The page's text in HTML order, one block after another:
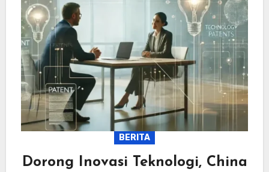
BERITA
Dorong Inovasi Teknologi, China